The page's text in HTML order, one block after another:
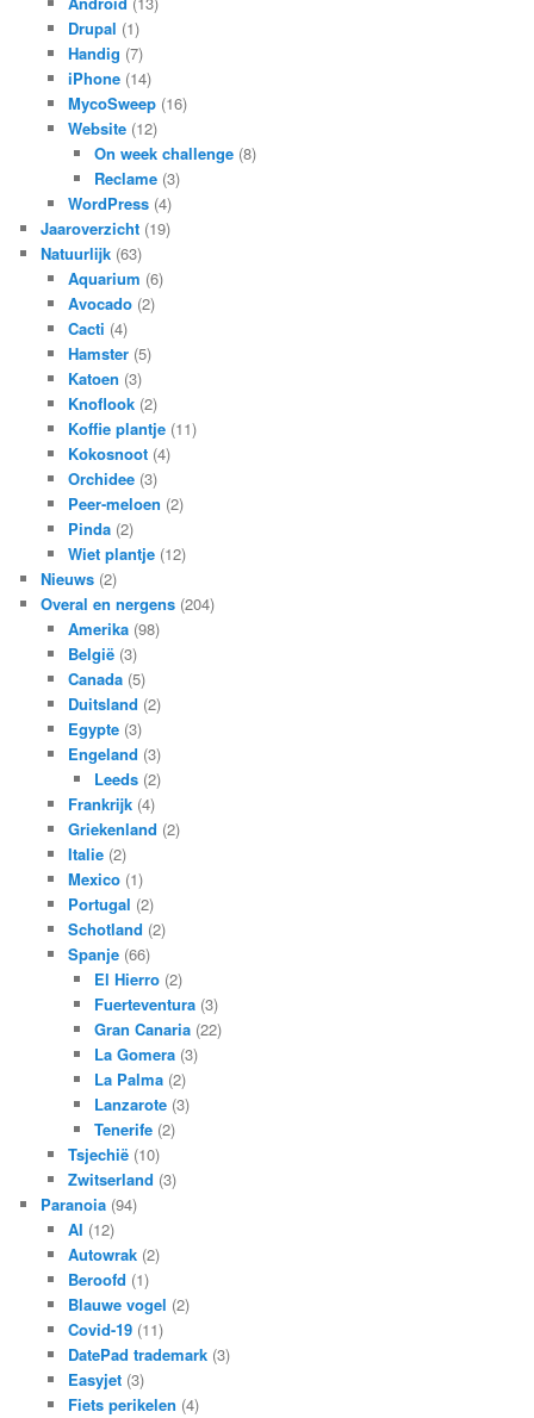
Drupal (1)
Handig (7)
iPhone(14)
MycoSweep(16)
Website(12)
On week challenge (8)
Reclame (3)
WordPress(4)
Jaaroverzicht (19)
Natuurlijk (63)
Aquarium (6)
Avocado(2)
Cacti (4)
Hamster(5)
Katoen (3)
Knoflook(2)
Koffie plantje(11)
Kokosnoot(4)
Orchidee(3)
Peer-meloen (2)
Pinda(2)
Wiet plantje(12)
Nieuws (2)
Overal en nergens (204)
Amerika(98)
België(3)
Canada(5)
Duitsland (2)
Egypte(3)
Engeland (3)
Leeds (2)
Frankrijk(4)
Griekenland (2)
Italie(2)
Mexico(1)
Portugal (2)
Schotland (2)
Spanje(66)
El Hierro (2)
Fuerteventura (3)
Gran Canaria (22)
La Gomera (3)
La Palma (2)
Lanzarote (3)
Tenerife (2)
Tsjechië(10)
Zwitserland (3)
Paranoia (94)
AI (12)
Autowrak(2)
Beroofd (1)
Blauwe vogel (2)
Covid-19(11)
DatePad trademark(3)
Easyjet(3)
Fiets perikelen (4)